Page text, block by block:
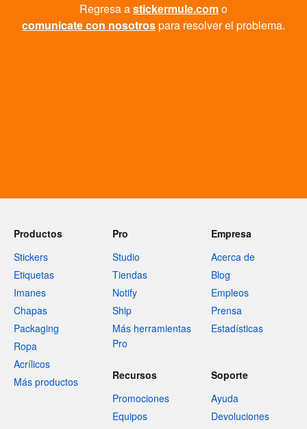
Regresa astickermule.como
comunicate con nosotrospara resolver el problema.
Productos
Stickers
Etiquetas
Imanes
Chapas
Packaging
Ropa
Acrílicos
Más productos
Pro
Studio
Tiendas
Notify
Ship
Más herramientas
Pro
Empresa
Acerca de
Blog
Empleos
Prensa
Estadísticas
Recursos
Promociones
Equipos
Soporte
Ayuda
Devoluciones